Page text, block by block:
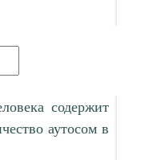
содержит
аутосом в